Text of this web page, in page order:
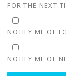
FOR THE NEXT
NOTIFY ME OF
NOTIFY ME OF